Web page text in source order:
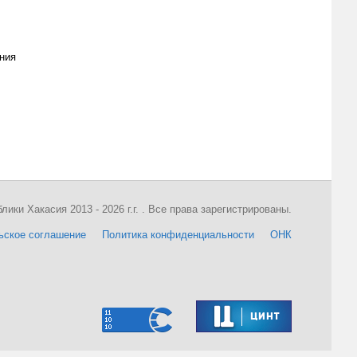
соглашение Политика конфиденциальности ОНК
Хакасия 2013 - 2026 г.г. . Все права зарегистрированы.